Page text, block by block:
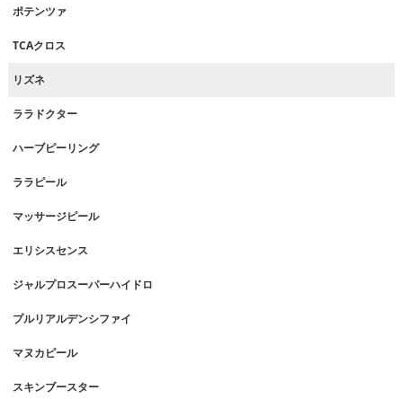
ポテンツァ
TCAクロス
リズネ
ララドクター
ハーブピーリング
ララピール
マッサージピール
エリシスセンス
ジャルプロスーパーハイドロ
プルリアルデンシファイ
マヌカピール
スキンブースター